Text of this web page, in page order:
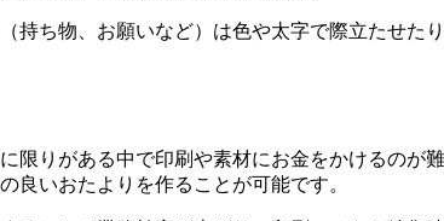
持ち物、お願いなど）は色や太字で際立たせ
限りがある中で印刷や素材にお金をかけるの
良いおたよりを作ることが可能です。